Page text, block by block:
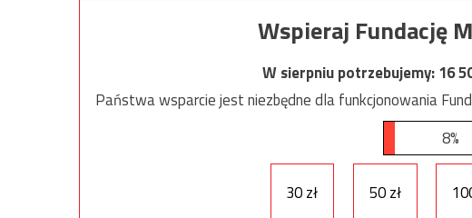
Wspieraj Fundację
W sierpniu potrzebujemy:16
Państwa wsparcie jest niezbędne dla funkcjonowania
8%
30 zł 50 zł